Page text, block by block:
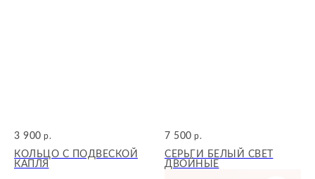
3 900 р.
КОЛЬЦО С ПОДВЕСКОЙ
КАПЛЯ
7 500 р.
СЕРЬГИ БЕЛЫЙ СВЕТ
ДВОЙНЫЕ